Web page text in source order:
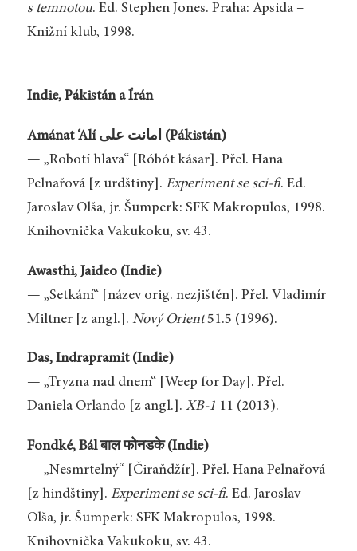
s temnotou. Ed. Stephen Jones. Praha: Apsida –
Knižní klub, 1998.
Indie, Pákistán a Írán
Amánat ‘Alí علی‎ امانت (Pákistán)
— „Robotí hlava“ [Róbót kásar]. Přel. Hana
Pelnařová [z urdštiny]. Experiment se sci-fi. Ed.
Jaroslav Olša, jr. Šumperk: SFK Makropulos, 1998.
Knihovnička Vakukoku, sv. 43.
Awasthi, Jaideo (Indie)
— „Setkání“ [název orig. nezjištěn]. Přel. Vladimír
Miltner [z angl.]. Nový Orient51.5 (1996).
Das, Indrapramit (Indie)
— „Tryzna nad dnem“ [Weep for Day]. Přel.
Daniela Orlando [z angl.]. XB-1 11 (2013).
Fondké, Bál बाल फोनडके (Indie)
— „Nesmrtelný“ [Čiraňdžír]. Přel. Hana Pelnařová
[z hindštiny]. Experiment se sci-fi. Ed. Jaroslav
Olša, jr. Šumperk: SFK Makropulos, 1998.
Knihovnička Vakukoku, sv. 43.